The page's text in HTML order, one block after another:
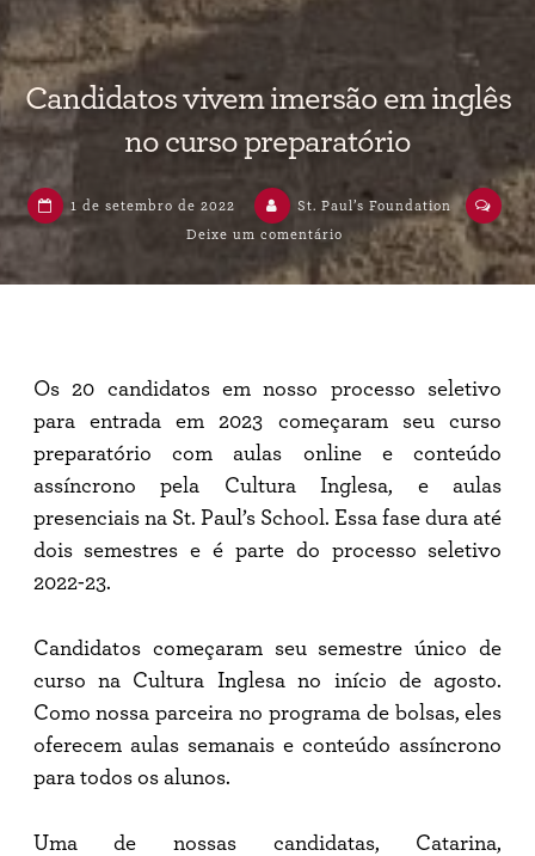
Candidatos vivem imersão em inglês
no curso preparatório
1 de setembro de 2022
St. Paul’s Foundation
Deixe um comentárioem
Candidatos
vivem
curso
Os 20 candidatos em nosso processo seletivo
para entrada em 2023 começaram seu curso
preparatório com aulas online e conteúdo
assíncrono pela Cultura Inglesa, e aulas
presenciais na St. Paul’s School. Essa fase dura até
dois semestres e é parte do processo seletivo
2022-23.
Candidatos começaram seu semestre único de
curso na Cultura Inglesa no início de agosto.
Como nossa parceira no programa de bolsas, eles
oferecem aulas semanais e conteúdo assíncrono
para todos os alunos.
Uma de nossas candidatas, Catarina,